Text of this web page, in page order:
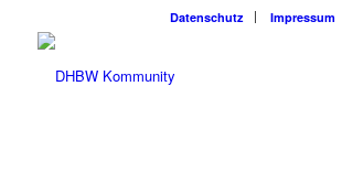
Datenschutz Impressum